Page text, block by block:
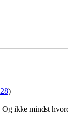
)
ikke mindst